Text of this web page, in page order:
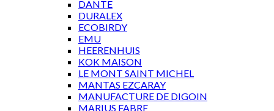
DANTE
DURALEX
ECOBIRDY
EMU
HEERENHUIS
KOK MAISON
LE MONT SAINT MICHEL
MANTAS EZCARAY
MANUFACTURE DE DIGOIN
MARIUS FABRE